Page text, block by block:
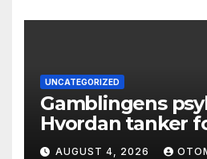
UNCATEGORIZED
Gamblingens
Hvordan tanker
og atferd
AUGUST 4, 2026